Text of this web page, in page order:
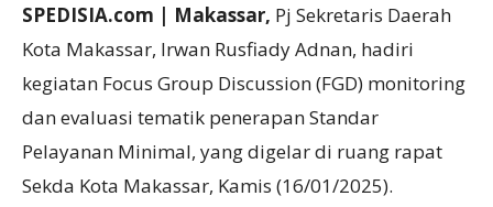
SPEDISIA.com | Makassar, Pj Sekretaris Daerah
Kota Makassar, Irwan Rusfiady Adnan, hadiri
kegiatan Focus Group Discussion (FGD) monitoring
dan evaluasi tematik penerapan Standar
Pelayanan Minimal, yang digelar di ruang rapat
Sekda Kota Makassar, Kamis (16/01/2025).